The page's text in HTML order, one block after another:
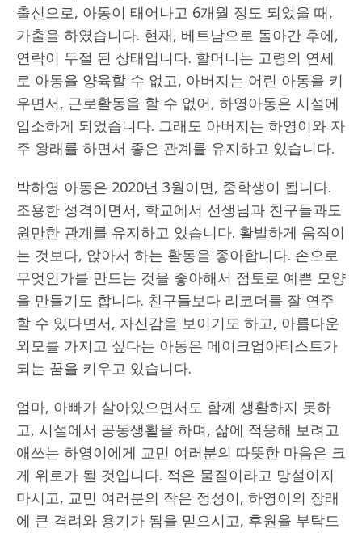
출신으로, 아동이 태어나고 6개월 정도 되었을 때,
가출을 하였습니다. 현재, 베트남으로 돌아간 후에,
연락이 두절 된 상태입니다. 할머니는 고령의 연세
로 아동을 양육할 수 없고, 아버지는 어린 아동을 키
우면서, 근로활동을 할 수 없어, 하영아동은 시설에
입소하게 되었습니다. 그래도 아버지는 하영이와 자
주 왕래를 하면서 좋은 관계를 유지하고 있습니다.
박하영 아동은 2020년 3월이면, 중학생이 됩니다.
조용한 성격이면서, 학교에서 선생님과 친구들과도
원만한 관계를 유지하고 있습니다. 활발하게 움직이
는 것보다, 앉아서 하는 활동을 좋아합니다. 손으로
무엇인가를 만드는 것을 좋아해서 점토로 예쁜 모양
을 만들기도 합니다. 친구들보다 리코더를 잘 연주
할 수 있다면서, 자신감을 보이기도 하고, 아름다운
외모를 가지고 싶다는 아동은 메이크업아티스트가
되는 꿈을 키우고 있습니다.
엄마, 아빠가 살아있으면서도 함께 생활하지 못하
고, 시설에서 공동생활을 하며, 삶에 적응해 보려고
애쓰는 하영이에게 교민 여러분의 따뜻한 마음은 크
게 위로가 될 것입니다. 적은 물질이라고 망설이지
마시고, 교민 여러분의 작은 정성이, 하영이의 장래
에 큰 격려와 용기가 됨을 믿으시고, 후원을 부탁드